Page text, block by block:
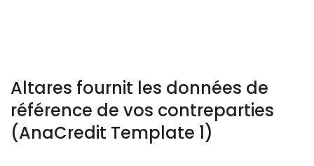
Altares fournit les données de
référence de vos contreparties
(AnaCredit Template 1)